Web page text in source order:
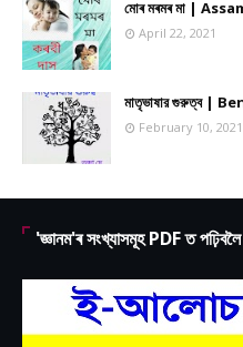
মোৰ মৰমৰ মা |
April 22, 2021
মাতৃভাষার গুরুত্ব |
February 10, 2021
'জ্ঞানম'ৰ সংখ্যাসমূহ PDF ত